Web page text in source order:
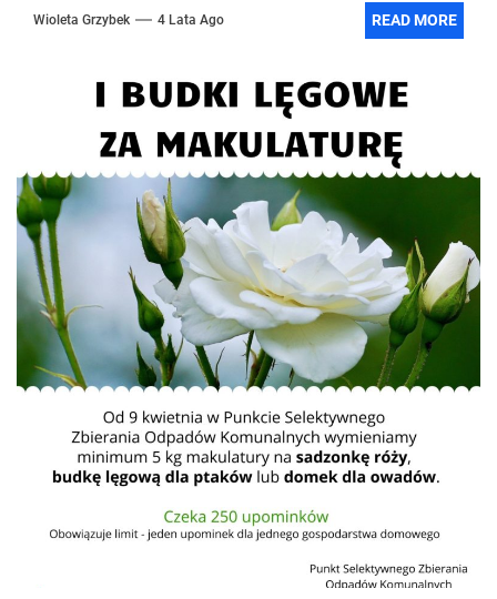
Wioleta Grzybek 4 Lata Ago READ MORE